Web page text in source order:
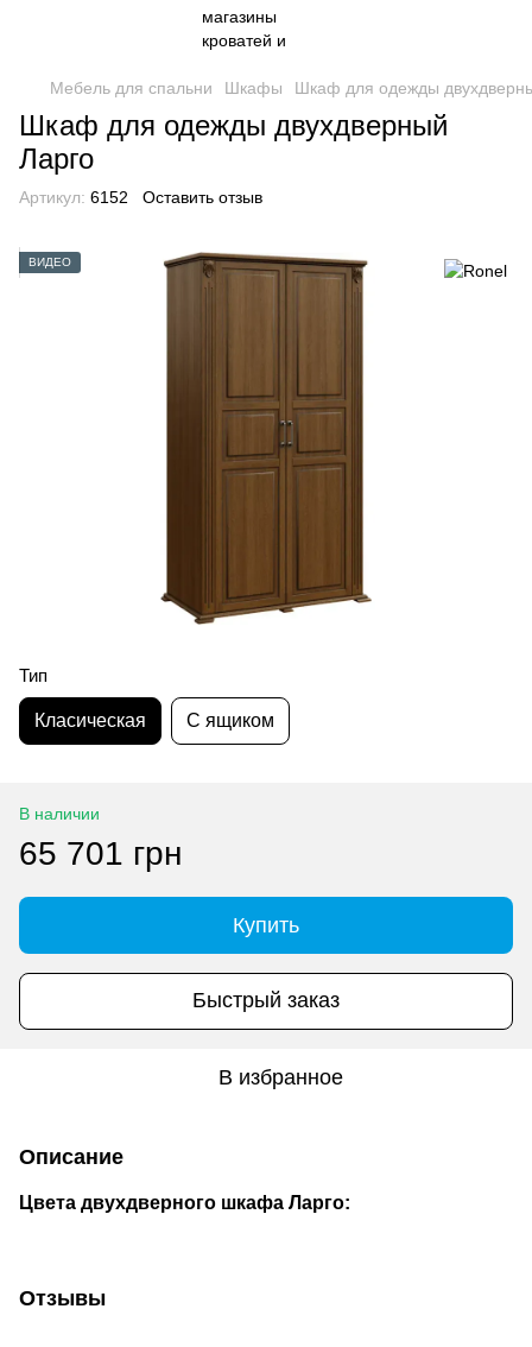
Мебель для спальни Шкафы Шкаф для одежды
Шкаф для одежды двухдверный
Ларго
Артикул: 6152 Оставить отзыв
ВИДЕО
Тип
Класическая С ящиком
В наличии
65 701 грн
Купить
Быстрый заказ
В избранное
Описание
Цвета двухдверного шкафа Ларго:
Отзывы